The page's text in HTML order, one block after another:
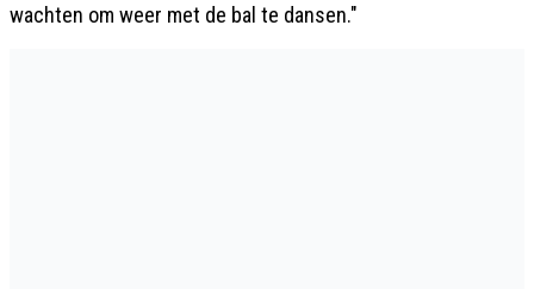
wachten om weer met de bal te dansen."